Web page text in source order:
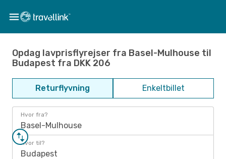
Opdag lavprisflyrejser fra Basel-Mulhouse til
Budapest fra DKK 206
Returflyvning Enkeltbillet
Hvor fra?
Basel-Mulhouse
Hvor til?
Budapest